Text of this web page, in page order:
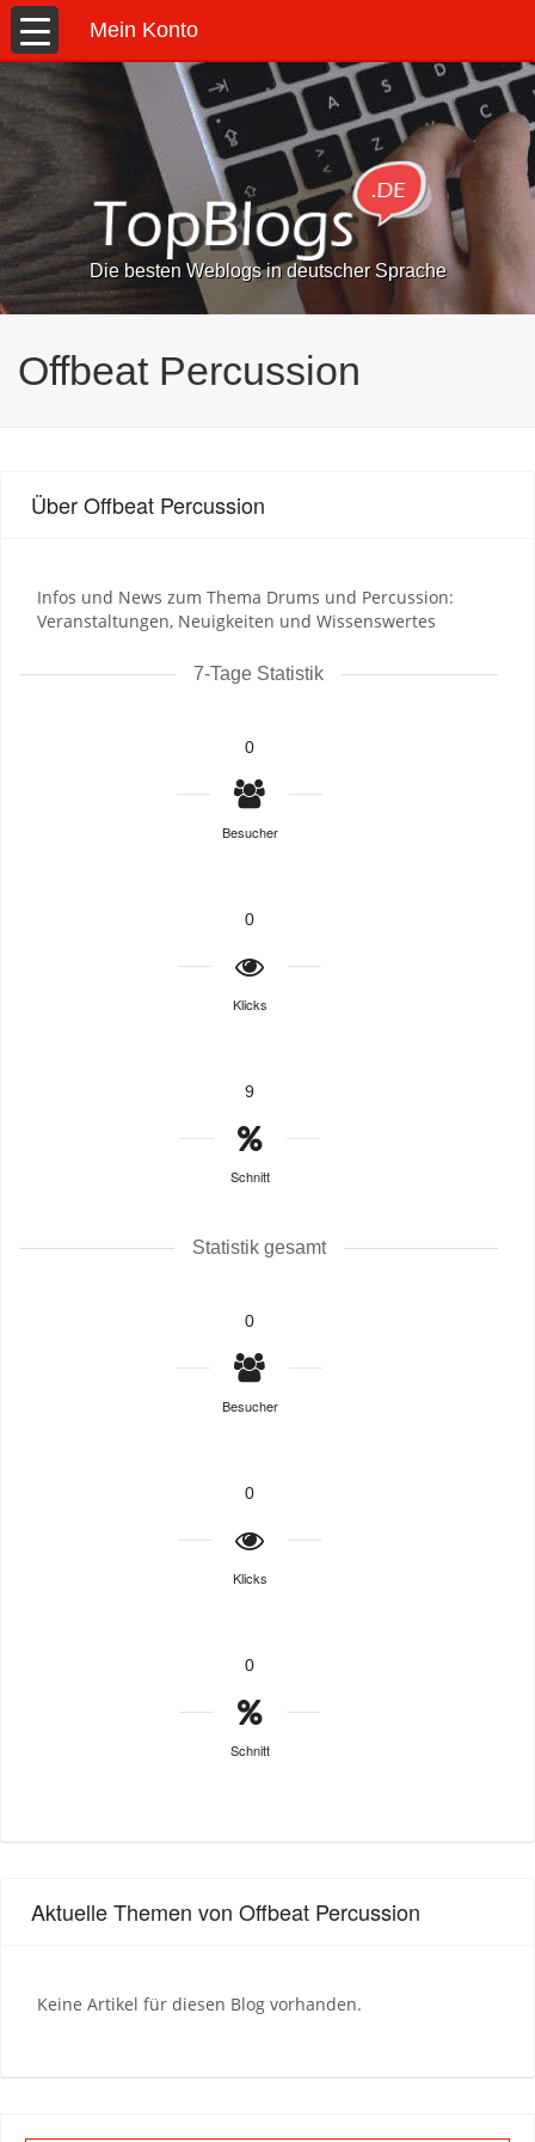
Mein Konto
Die besten Weblogs in deutscher Sprache
Offbeat Percussion
Über Offbeat Percussion
Infos und News zum Thema Drums und Percussion:
Veranstaltungen, Neuigkeiten und Wissenswertes
7-Tage Statistik
0
Besucher
0
Klicks
9
Schnitt
Statistik gesamt
0
Besucher
0
Klicks
0
Schnitt
Aktuelle Themen von Offbeat Percussion
Keine Artikel für diesen Blog vorhanden.